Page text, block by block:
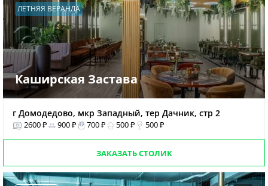
ЛЕТНЯЯ ВЕРАНДА
Каширская Застава
г Домодедово, мкр Западный, тер Дачник, стр 2
2600 ₽ 900 ₽ 700 ₽ 500 ₽ 500 ₽
ЗАКАЗАТЬ СТОЛИК